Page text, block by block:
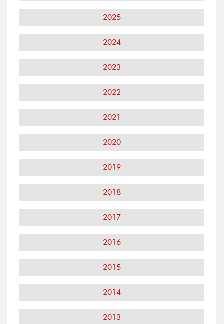
2025
2024
2023
2022
2021
2020
2019
2018
2017
2016
2015
2014
2013